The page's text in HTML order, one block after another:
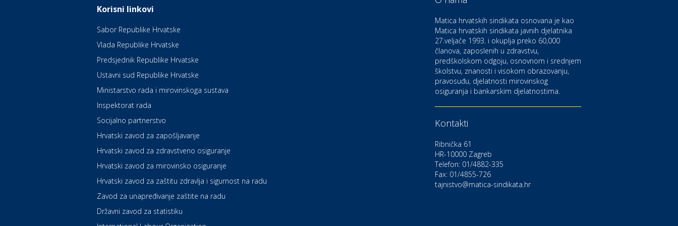
Kultura i edukacija
Kazalište Kerempuh
Kultura i edukacija
Kazalište ZKM
Auto-moto i tehnika
Zdravlje i osiguranje
UNIQA osiguranje
Korisni linkovi
Sabor Republike Hrvatske
Vlada Republike Hrvatske
Predsjednik Republike Hrvatske
Ustavni sud Republike Hrvatske
Ministarstvo rada i mirovinskoga sustava
Inspektorat rada
Socijalno partnerstvo
Hrvatski zavod za zapošljavanje
Hrvatski zavod za zdravstveno osiguranje
Hrvatski zavod za mirovinsko osiguranje
Hrvatski zavod za zaštitu zdravlja i sigurnost na radu
Zavod za unapređivanje zaštite na radu
Državni zavod za statistiku
Matica hrvatskih sindikata osnovana je kao
Matica hrvatskih sindikata javnih djelatnika
27.veljače 1993. i okuplja preko 60,000
članova, zaposlenih u zdravstvu,
predškolskom odgoju, osnovnom i srednjem
školstvu, znanosti i visokom obrazovanju,
pravosuđu, djelatnosti mirovinskog
osiguranja i bankarskim djelatnostima.
Kontakti
Ribnička 61
HR-10000 Zagreb
Telefon: 01/4882-335
Fax: 01/4855-726
tajnistvo@matica-sindikata.hr